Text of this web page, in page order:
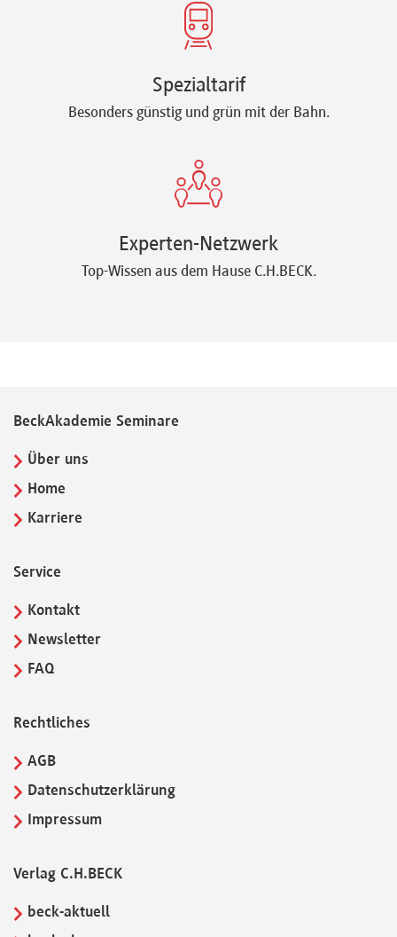
Spezialtarif
Besonders günstig und grün mit der Bahn.
Experten-Netzwerk
Top-Wissen aus dem Hause C.H.BECK.
BeckAkademie Seminare
Über uns
Home
Karriere
Service
Kontakt
Newsletter
FAQ
Rechtliches
AGB
Datenschutzerklärung
Impressum
Verlag C.H.BECK
beck-aktuell